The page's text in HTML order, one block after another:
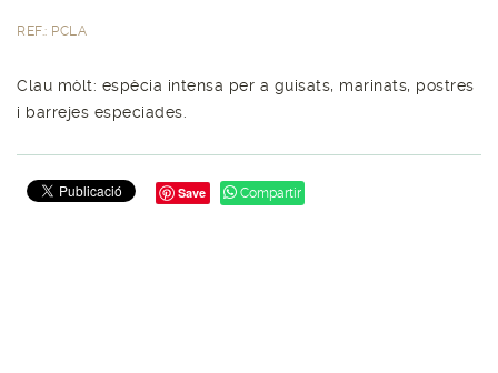
REF.: PCLA
Clau mòlt: espècia intensa per a guisats, marinats, postres
i barrejes especiades.
Save Compartir